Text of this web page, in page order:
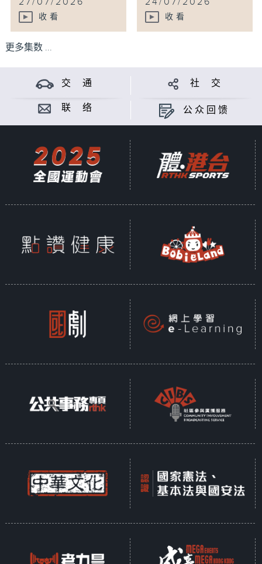
收看 收看
更多集数 ...
交 通 社 交
联 络 公众回馈